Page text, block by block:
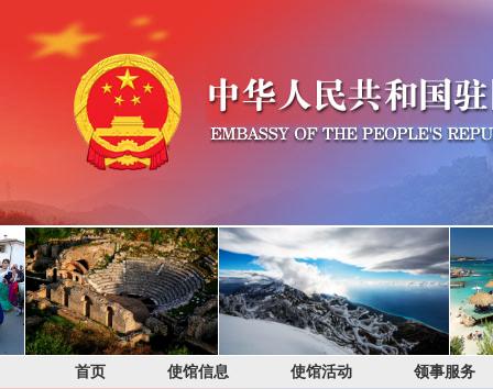
首页 使馆信息 使馆活动 领事服务